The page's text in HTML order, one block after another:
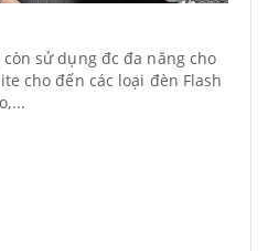
sử dụng đc đa năng cho
cho đến các loại đèn Flash